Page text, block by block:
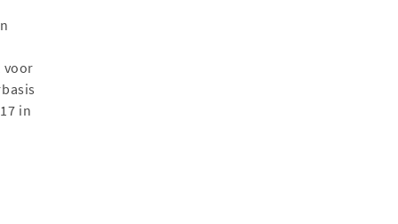
voor
in